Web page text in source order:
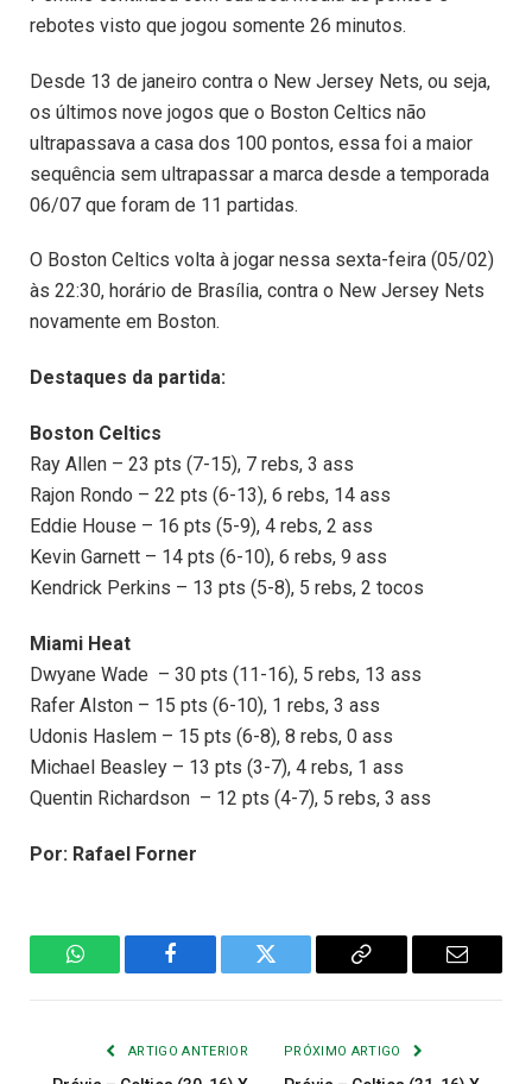
rebotes visto que jogou somente 26 minutos.
Desde 13 de janeiro contra o New Jersey Nets, ou seja,
os últimos nove jogos que o Boston Celtics não
ultrapassava a casa dos 100 pontos, essa foi a maior
sequência sem ultrapassar a marca desde a temporada
06/07 que foram de 11 partidas.
O Boston Celtics volta à jogar nessa sexta-feira (05/02)
às 22:30, horário de Brasília, contra o New Jersey Nets
novamente em Boston.
Destaques da partida:
Boston Celtics
Ray Allen – 23 pts (7-15), 7 rebs, 3 ass
Rajon Rondo – 22 pts (6-13), 6 rebs, 14 ass
Eddie House – 16 pts (5-9), 4 rebs, 2 ass
Kevin Garnett – 14 pts (6-10), 6 rebs, 9 ass
Kendrick Perkins – 13 pts (5-8), 5 rebs, 2 tocos
Miami Heat
Dwyane Wade – 30 pts (11-16), 5 rebs, 13 ass
Rafer Alston – 15 pts (6-10), 1 rebs, 3 ass
Udonis Haslem – 15 pts (6-8), 8 rebs, 0 ass
Michael Beasley – 13 pts (3-7), 4 rebs, 1 ass
Quentin Richardson – 12 pts (4-7), 5 rebs, 3 ass
Por: Rafael Forner
WhatsAppFacebook Twitter
Copiar
E-
ARTIGO ANTERIOR PRÓXIMO ARTIGO